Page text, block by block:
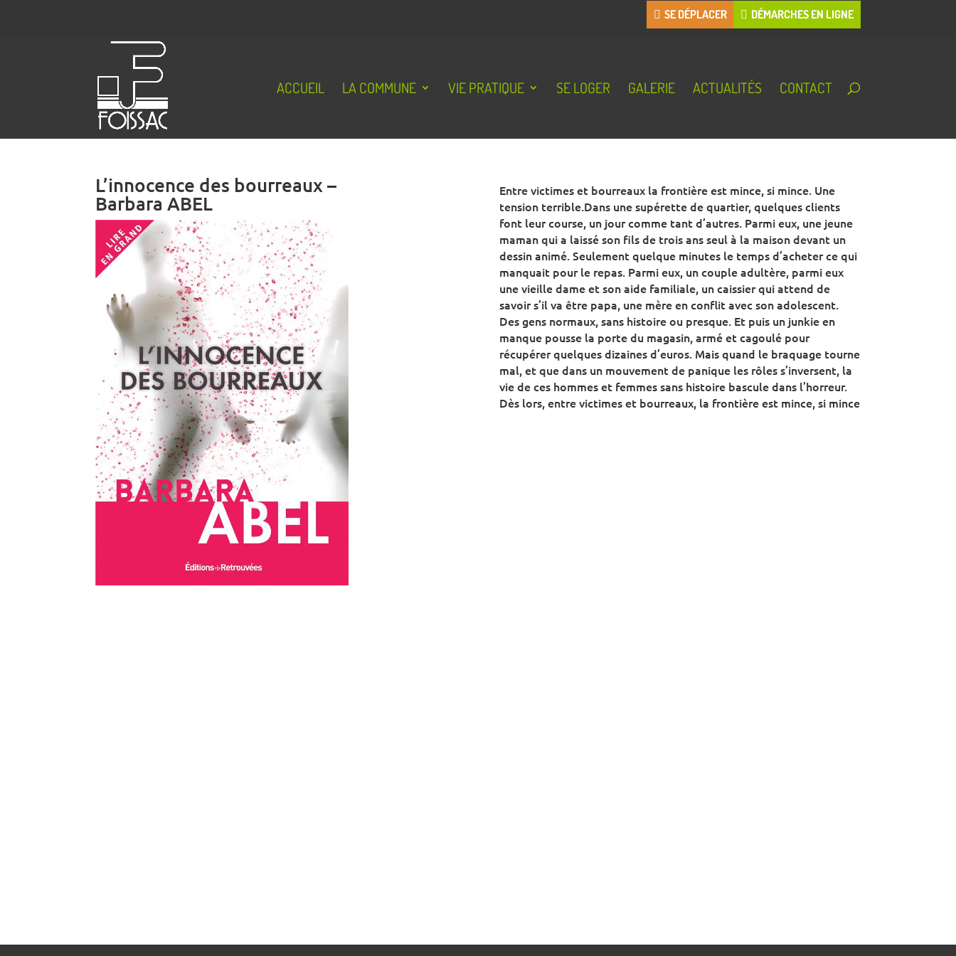
SE DÉPLACER DÉMARCHES EN LIGNE
ACCUEIL LA COMMUNE VIE PRATIQUE SE LOGER GALERIE ACTUALITÉS CONTACT
L’innocence des bourreaux –
Barbara ABEL
Entre victimes et bourreaux la frontière est mince, si mince. Une
tension terrible.Dans une supérette de quartier, quelques clients
font leur course, un jour comme tant d’autres. Parmi eux, une jeune
maman qui a laissé son fils de trois ans seul à la maison devant un
dessin animé. Seulement quelque minutes le temps d’acheter ce qui
manquait pour le repas. Parmi eux, un couple adultère, parmi eux
une vieille dame et son aide familiale, un caissier qui attend de
savoir s’il va être papa, une mère en conflit avec son adolescent.
Des gens normaux, sans histoire ou presque. Et puis un junkie en
manque pousse la porte du magasin, armé et cagoulé pour
récupérer quelques dizaines d’euros. Mais quand le braquage tourne
mal, et que dans un mouvement de panique les rôles s’inversent, la
vie de ces hommes et femmes sans histoire bascule dans l’horreur.
Dès lors, entre victimes et bourreaux, la frontière est mince, si mince